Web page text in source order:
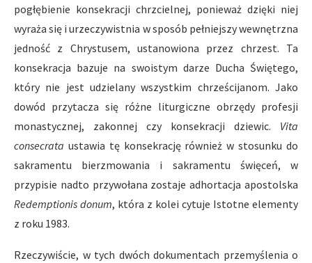
pogłębienie konsekracji chrzcielnej, ponieważ dzięki niej
wyraża się i urzeczywistnia w sposób pełniejszy wewnętrzna
jedność z Chrystusem, ustanowiona przez chrzest. Ta
konsekracja bazuje na swoistym darze Ducha Świętego,
który nie jest udzielany wszystkim chrześcijanom. Jako
dowód przytacza się różne liturgiczne obrzędy profesji
monastycznej, zakonnej czy konsekracji dziewic. Vita
consecrata ustawia tę konsekrację również w stosunku do
sakramentu bierzmowania i sakramentu święceń, w
przypisie nadto przywołana zostaje adhortacja apostolska
Redemptionis donum, która z kolei cytuje Istotne elementy
z roku 1983.
Rzeczywiście, w tych dwóch dokumentach przemyślenia o